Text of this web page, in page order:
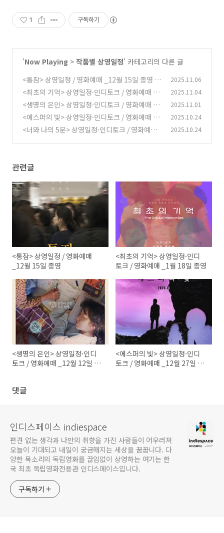
1 구독하기
'Now Playing > 작품별 상영일정' 카테고리의 다른 글
<통잠> 상영일정 / 영화예매 _12월 15일 종영
(0)
2025.11.06
<최초의 기억> 상영일정·인디토크 / 영화예매 _
1월 18일 종영 (0)
2025.11.04
<생명의 은인> 상영일정·인디토크 / 영화예매 _
12월 12일 종영 (0)
2025.11.01
<에스퍼의 빛> 상영일정·인디토크 / 영화예매 _
12월 27일 종영
(0)
2025.10.24
<너와 나의 5분> 상영일정·인디토크 / 영화예매
2025.10.24
관련글
<통잠> 상영일정 / 영화예매
_12월 15일 종영
<최초의 기억> 상영일정·인디
토크 / 영화예매 _1월 18일 종영
<생명의 은인> 상영일정·인디
토크 / 영화예매 _12월 12일 종
<에스퍼의 빛> 상영일정·인디
토크 / 영화예매 _12월 27일 종
댓글
인디스페이스 indiespace
편견 없는 생각과 나만의 취향을 가진 사람들이 어우러져
오늘이 기대되고 내일이 궁금해지는 세상을 꿈꿉니다. 다
양한 목소리의 독립영화를 끊임없이 상영하는 여기는 한
국 최초 독립영화전용관 인디스페이스입니다.
구독하기